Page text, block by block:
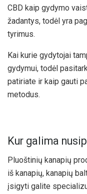
CBD kaip gydymo
žadantys, todėl yra
tyrimus.
Kai kurie gydytojai
gydymui, todėl
patiriate ir kaip gauti
metodus.
Kur galima
Pluoštinių kanapių
iš kanapių, kanapių
įsigyti galite